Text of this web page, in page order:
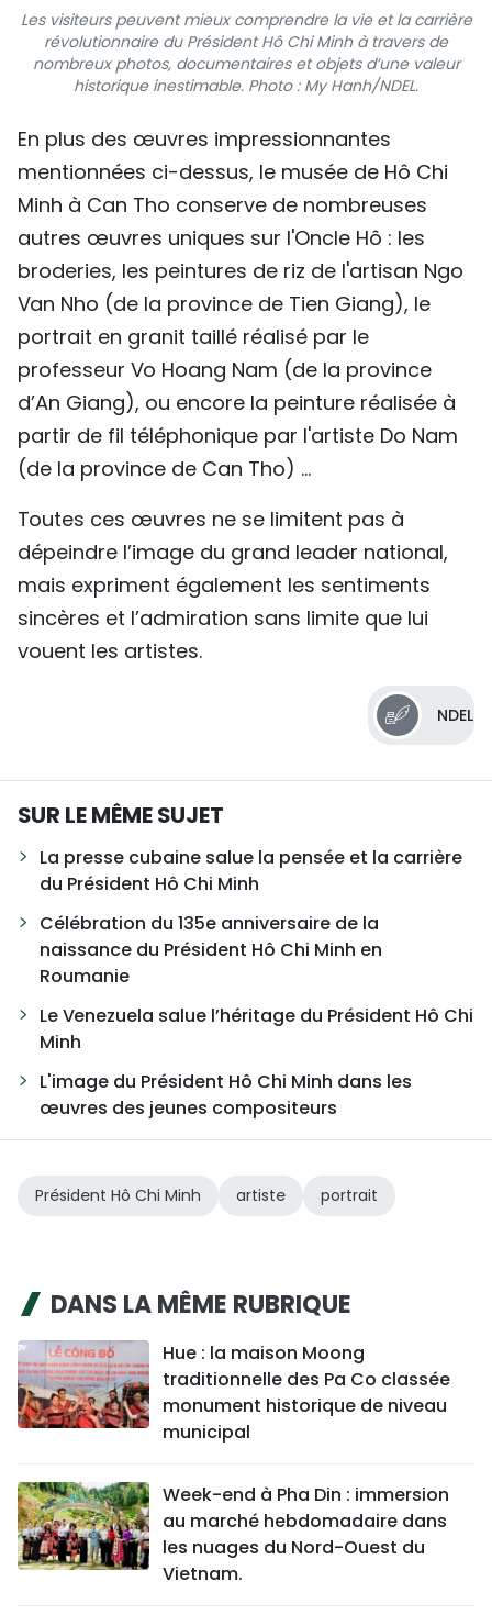
Les visiteurs peuvent mieux comprendre la vie et la carrière
révolutionnaire du Président Hô Chi Minh à travers de
nombreux photos, documentaires et objets d’une valeur
historique inestimable. Photo : My Hanh/NDEL.
En plus des œuvres impressionnantes
mentionnées ci-dessus, le musée de Hô Chi
Minh à Can Tho conserve de nombreuses
autres œuvres uniques sur l'Oncle Hô : les
broderies, les peintures de riz de l'artisan Ngo
Van Nho (de la province de Tien Giang), le
portrait en granit taillé réalisé par le
professeur Vo Hoang Nam (de la province
d’An Giang), ou encore la peinture réalisée à
partir de fil téléphonique par l'artiste Do Nam
(de la province de Can Tho) ...
Toutes ces œuvres ne se limitent pas à
dépeindre l’image du grand leader national,
mais expriment également les sentiments
sincères et l’admiration sans limite que lui
vouent les artistes.
NDEL
SUR LE MÊME SUJET
La presse cubaine salue la pensée et la carrière
du Président Hô Chi Minh
Célébration du 135e anniversaire de la
naissance du Président Hô Chi Minh en
Roumanie
Le Venezuela salue l’héritage du Président Hô Chi
Minh
L'image du Président Hô Chi Minh dans les
œuvres des jeunes compositeurs
Président Hô Chi Minh artiste portrait
DANS LA MÊME RUBRIQUE
Hue : la maison Moong
traditionnelle des Pa Co classée
monument historique de niveau
municipal
Week-end à Pha Din : immersion
au marché hebdomadaire dans
les nuages du Nord-Ouest du
Vietnam.